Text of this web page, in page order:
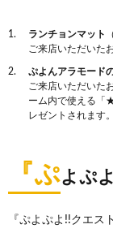
ランチョンマット
ご来店いただいた
ぷよんアラモード
ご来店いただいた
ーム内で使える「
レゼントされます
『ぷよぷ
『ぷよぷよ!!クエス